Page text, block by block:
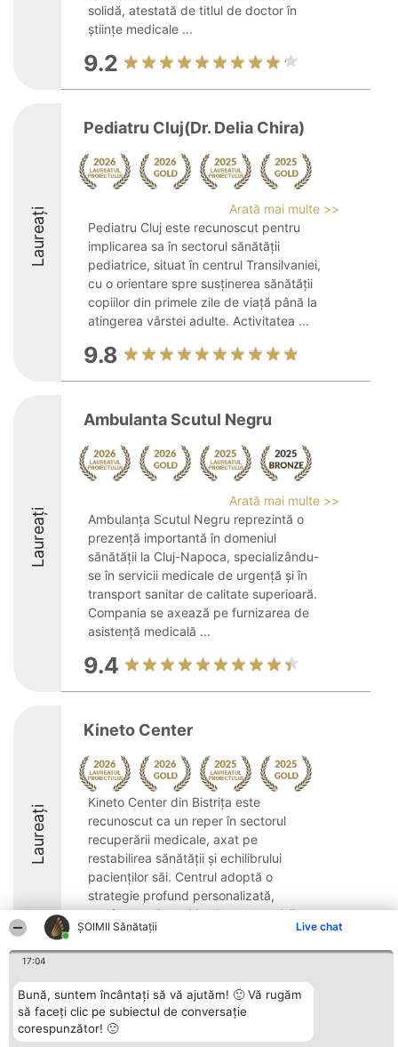
ŞOIMII Sănătații Live chat
17:04
Bună, suntem încântați să vă ajutăm! 🙂 Vă rugăm
să faceți clic pe subiectul de conversație
corespunzător! 🙂
solidă, atestată de titlul de doctor în
științe medicale ...
9.2
Laureați
Pediatru Cluj(Dr. Delia Chira)
Arată mai multe >>
Pediatru Cluj este recunoscut pentru
implicarea sa în sectorul sănătății
pediatrice, situat în centrul Transilvaniei,
cu o orientare spre susținerea sănătății
copiilor din primele zile de viață până la
atingerea vârstei adulte. Activitatea ...
9.8
Laureați
Ambulanta Scutul Negru
Arată mai multe >>
Ambulanța Scutul Negru reprezintă o
prezență importantă în domeniul
sănătății la Cluj-Napoca, specializându-
se în servicii medicale de urgență și în
transport sanitar de calitate superioară.
Compania se axează pe furnizarea de
asistență medicală ...
9.4
Laureați
Kineto Center
Kineto Center din Bistrița este
recunoscut ca un reper în sectorul
recuperării medicale, axat pe
restabilirea sănătății și echilibrului
pacienților săi. Centrul adoptă o
strategie profund personalizată,
punând la dispoziție diverse servicii ...
10
Organizator Ranking
BRIGHT SOLUTIONS BR SRL
Aleea Timisul De Sus 2 Bl. A30
Plebiscyt